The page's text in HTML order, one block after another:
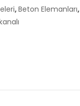
,Beton Elemanları,